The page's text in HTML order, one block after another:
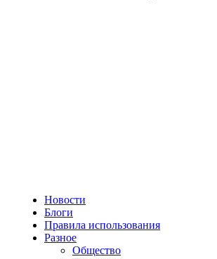
Новости
Блоги
Правила использования
Разное
Общество